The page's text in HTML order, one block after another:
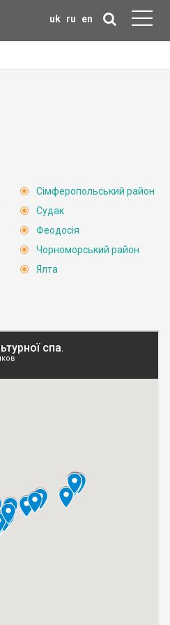
uk ru en
Сімферопольський район
Судак
Феодосія
Чорноморський район
Ялта